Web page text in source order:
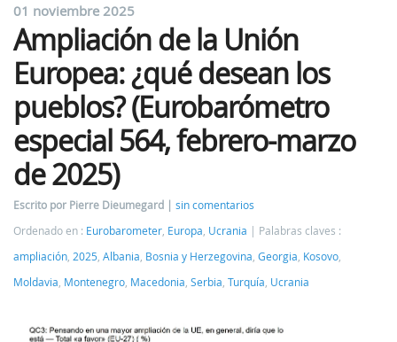
01 noviembre 2025
Ampliación de la Unión
Europea: ¿qué desean los
pueblos? (Eurobarómetro
especial 564, febrero-marzo
de 2025)
Escrito por Pierre Dieumegard
sin comentarios
Ordenado en : Eurobarometer Europa Ucrania
Palabras claves :
ampliación 2025 Albania Bosnia y Herzegovina Georgia Kosovo
Moldavia Montenegro Macedonia Serbia Turquía Ucrania